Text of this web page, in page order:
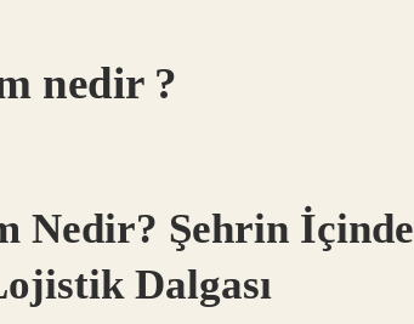
nedir ?
Nedir? Şehrin İçinde
Dalgası